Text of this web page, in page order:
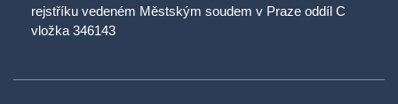
rejstříku vedeném Městským soudem v Praze oddíl C
vložka 346143